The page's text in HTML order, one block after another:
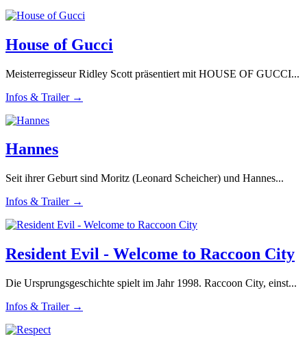
House of Gucci
Meisterregisseur Ridley Scott präsentiert mit HOUSE OF GUCCI...
Infos & Trailer →
Hannes
Seit ihrer Geburt sind Moritz (Leonard Scheicher) und Hannes...
Infos & Trailer →
Resident Evil - Welcome to Raccoon City
Die Ursprungsgeschichte spielt im Jahr 1998. Raccoon City, einst...
Infos & Trailer →